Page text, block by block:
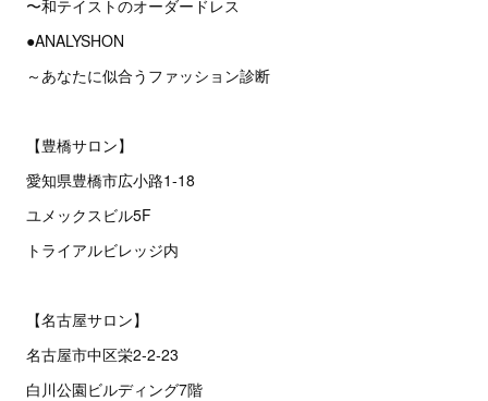
〜和テイストのオーダードレス
●ANALYSHON
～あなたに似合うファッション診断
【豊橋サロン】
愛知県豊橋市広小路1-18
ユメックスビル5F
トライアルビレッジ内
【名古屋サロン】
名古屋市中区栄2‐2‐23
白川公園ビルディング7階